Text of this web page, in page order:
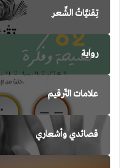
تِقنيَّاتُ الشِّعر
رواية
علامات التّرقيم
قصائدي وأشعاري